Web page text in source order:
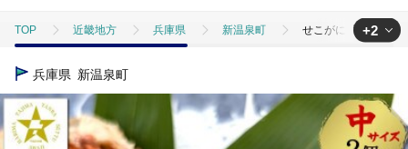
TOP 近畿地方 兵庫県 新温泉町 せこがに甲羅盛り 中
TOP
TOP 魚介類 せこがに甲羅盛り 中サイ
+2
兵庫県 新温泉町